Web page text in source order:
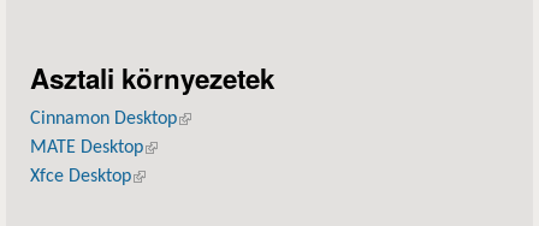
Asztali környezetek
Cinnamon Desktop(külső hivatkozás)
MATE Desktop(külső hivatkozás)
Xfce Desktop(külső hivatkozás)